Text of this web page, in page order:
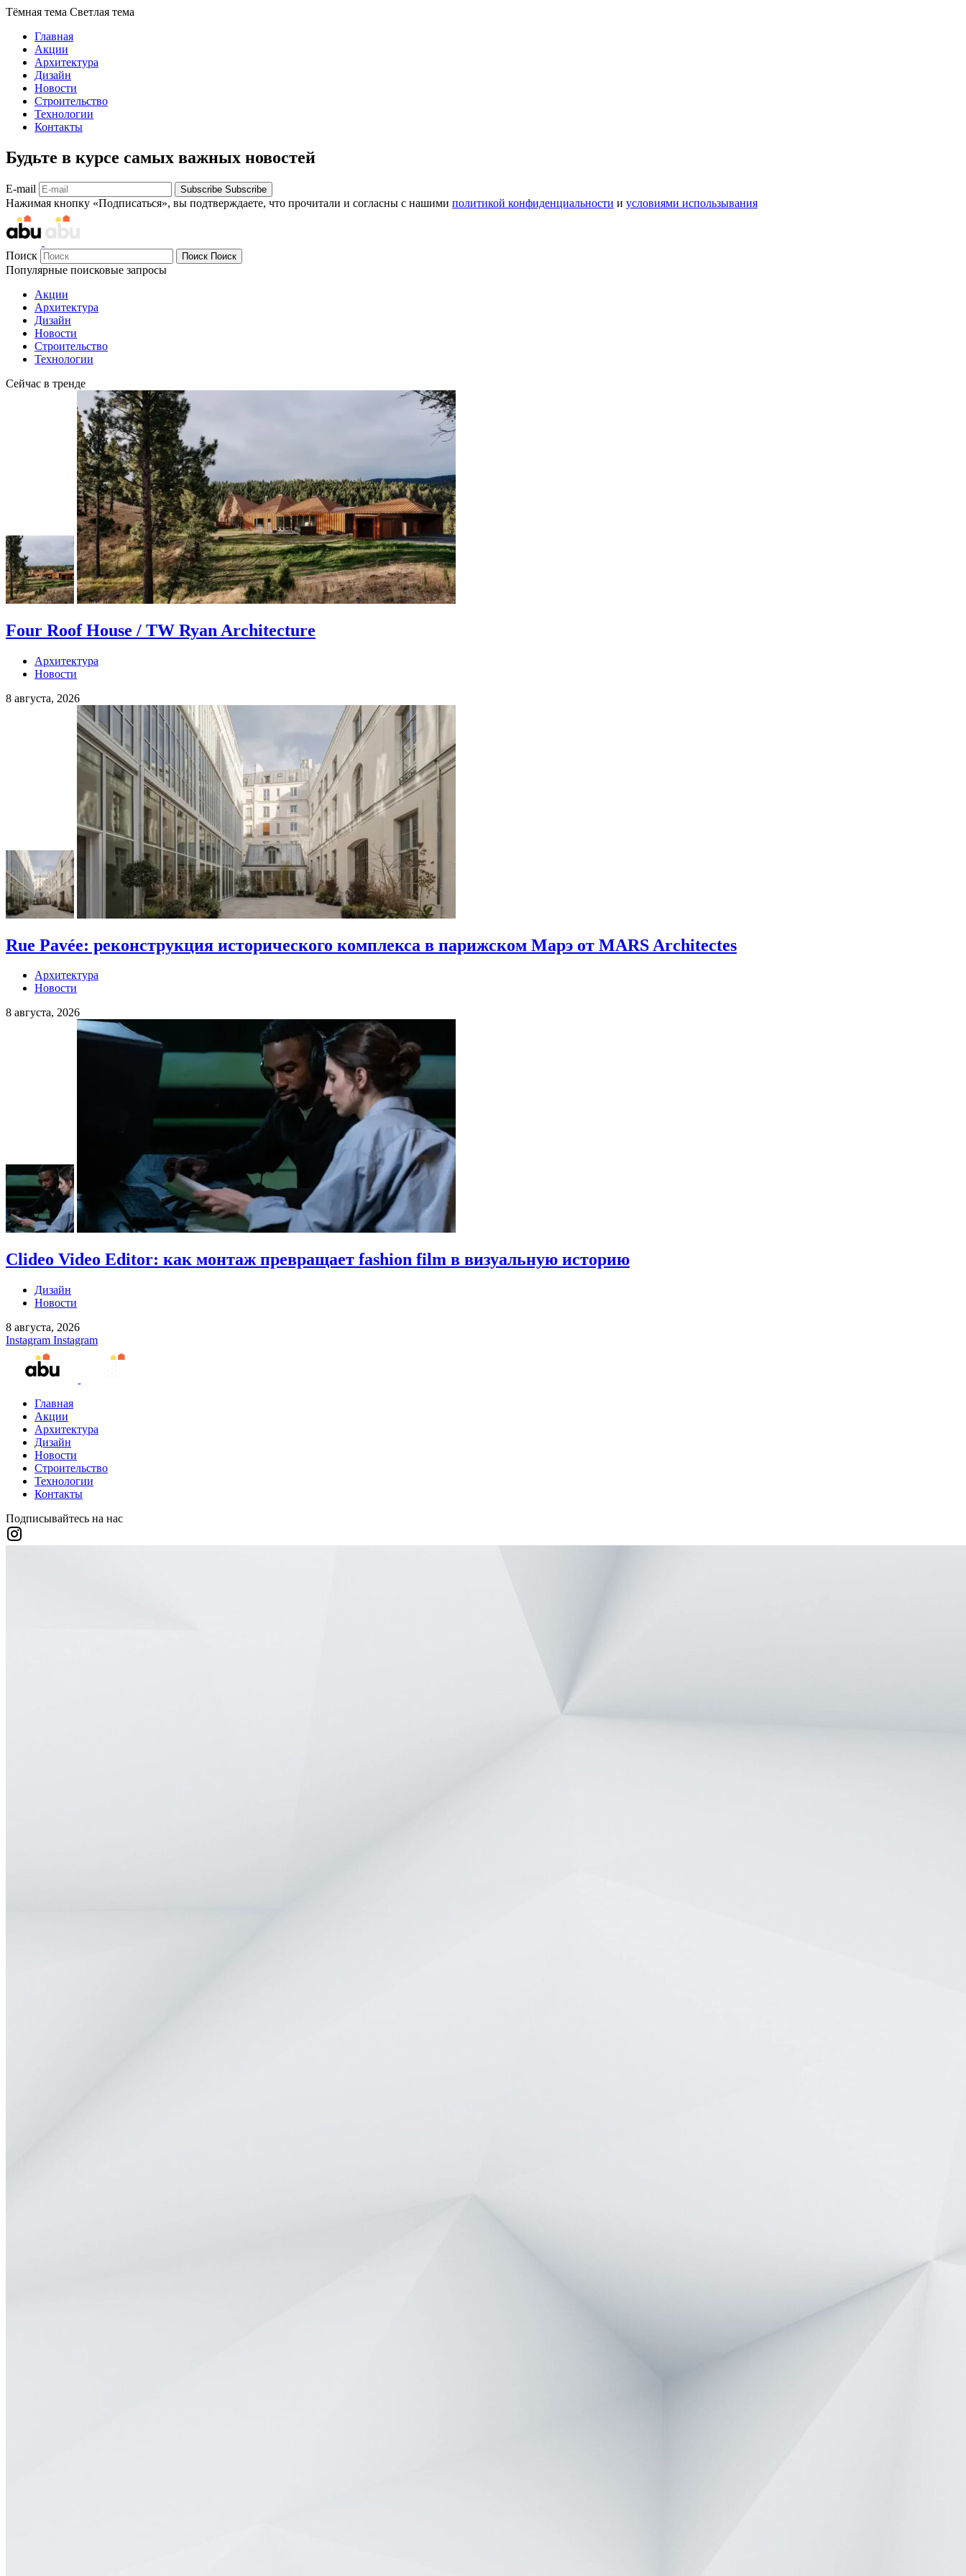
Тёмная тема Светлая тема
Главная
Акции
Архитектура
Дизайн
Новости
Строительство
Технологии
Контакты
Будьте в курсе самых важных новостей
E-mail Subscribe Subscribe
Нажимая кнопку «Подписаться», вы подтверждаете, что прочитали и согласны с нашими политикой конфиденциальности и условиями использывания
Поиск Поиск Поиск
Популярные поисковые запросы
Акции
Архитектура
Дизайн
Новости
Строительство
Технологии
Сейчас в тренде
Four Roof House / TW Ryan Architecture
Архитектура
Новости
8 августа, 2026
Rue Pavée: реконструкция исторического комплекса в парижском Марэ от MARS Architectes
Архитектура
Новости
8 августа, 2026
Clideo Video Editor: как монтаж превращает fashion film в визуальную историю
Дизайн
Новости
8 августа, 2026
Instagram Instagram
Главная
Акции
Архитектура
Дизайн
Новости
Строительство
Технологии
Контакты
Подписывайтесь на нас